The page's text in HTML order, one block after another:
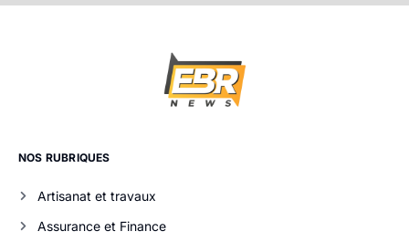
NOS RUBRIQUES
Artisanat et travaux
Assurance et Finance